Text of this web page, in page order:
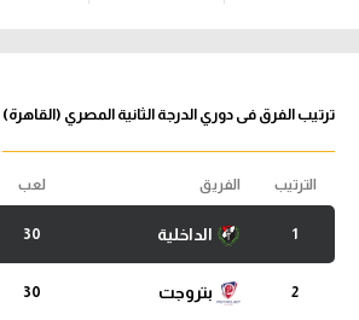
الدوري الإيطالي
الدوري المصري
الدوري الإسباني
الدوري الإيطالي
الدوري الألماني
الدوري الفرنسي
ترتيب الفرق فى دوري الدرجة الثانية المصري (القاهرة)
الترتيب الفريق لعب
1 الداخلية 30
2 بتروجت 30